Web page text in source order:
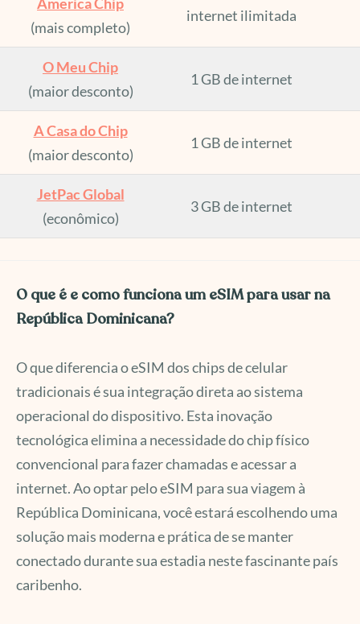
(mais completo)
internet ilimitada
O Meu Chip
(maior desconto)
1 GB de internet
A Casa do Chip
(maior desconto)
1 GB de internet
JetPac Global
(econômico)
3 GB de internet
O que é e como funciona um eSIM para usar na
República Dominicana?
O que diferencia o eSIM dos chips de celular
tradicionais é sua integração direta ao sistema
operacional do dispositivo. Esta inovação
tecnológica elimina a necessidade do chip físico
convencional para fazer chamadas e acessar a
internet. Ao optar pelo eSIM para sua viagem à
República Dominicana, você estará escolhendo uma
solução mais moderna e prática de se manter
conectado durante sua estadia neste fascinante país
caribenho.